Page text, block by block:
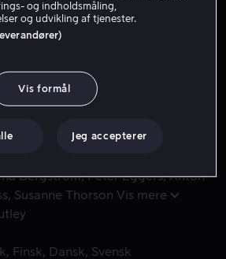
Køb 109 kr
rundt af sin chef på
rundt af sin chef på
Vita, hvor hun har arbejdet alt
kvinde og sexlivet er lig med nul.
Bergström Peter Eggers Anton
Susanne Thorson Vis mere
Finsk Dansk Svensk
og indholdsmåling,
og udvikling af tjenester.
Vis formål
Jeg accepterer